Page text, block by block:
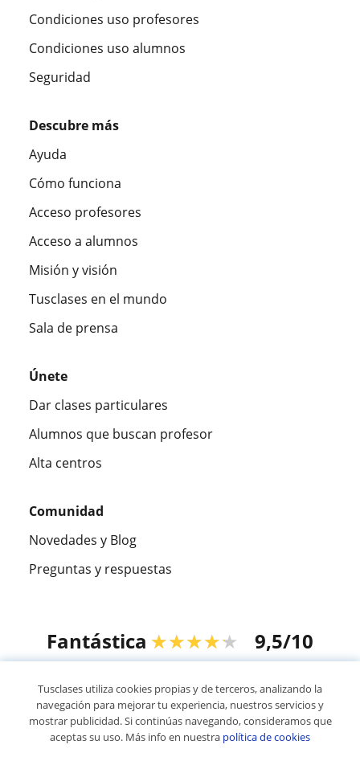
Condiciones uso profesores
Condiciones uso alumnos
Seguridad
Descubre más
Ayuda
Cómo funciona
Acceso profesores
Acceso a alumnos
Misión y visión
Tusclases en el mundo
Sala de prensa
Únete
Dar clases particulares
Alumnos que buscan profesor
Alta centros
Comunidad
Novedades y Blog
Preguntas y respuestas
Fantástica ★★★★★ 9,5/10
© 2007 - 2026 Tusclases.co
Tusclases utiliza cookies propias y de terceros, analizando la
navegación para mejorar tu experiencia, nuestros servicios y
mostrar publicidad. Si continúas navegando, consideramos que
aceptas su uso. Más info en nuestra política de cookies